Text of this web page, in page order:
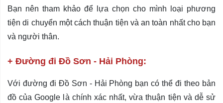
Bạn nên tham khảo để lựa chọn cho mình loại phương
tiện di chuyển một cách thuận tiện và an toàn nhất cho bạn
và người thân.
+ Đường đi Đồ Sơn - Hải Phòng:
Với đường đi Đồ Sơn - Hải Phòng bạn có thể đi theo bản
đồ của Google là chính xác nhất, vừa thuận tiện và dễ sử